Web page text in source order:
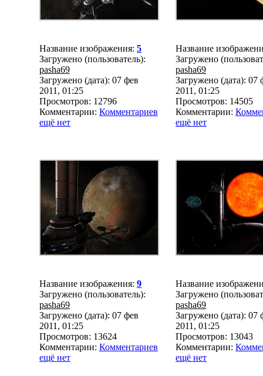
Название изображения: 5
Загружено (пользователь):
pasha69
Загружено (дата): 07 фев
2011, 01:25
Просмотров: 12796
Комментарии: Комментариев
ещё нет
Название
Загружено
pasha69
Загружено (дата): 07
2011, 01:25
Просмотров: 14505
Комментарии:
ещё нет
Название изображения: 9
Загружено (пользователь):
pasha69
Загружено (дата): 07 фев
2011, 01:25
Просмотров: 13624
Комментарии: Комментариев
ещё нет
Название
Загружено
pasha69
Загружено (дата): 07
2011, 01:25
Просмотров: 13043
Комментарии:
ещё нет